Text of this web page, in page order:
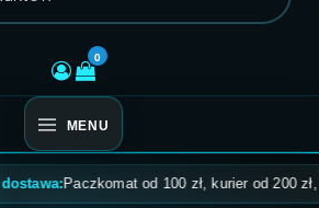
0
MENU
Paczkomat od 100 zł, kurier od 200 zł,